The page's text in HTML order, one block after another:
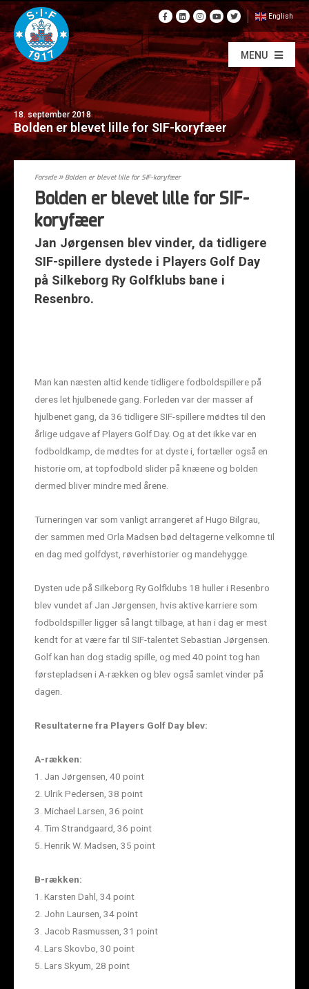
English
MENU
18. september 2018
Bolden er blevet lille for SIF-koryfæer
Forside»Bolden er blevet lille for SIF-koryfæer
Bolden er blevet lille for SIF-
koryfæer
Jan Jørgensen blev vinder, da tidligere
SIF-spillere dystede i Players Golf Day
på Silkeborg Ry Golfklubs bane i
Resenbro.
Man kan næsten altid kende tidligere fodboldspillere på
deres let hjulbenede gang. Forleden var der masser af
hjulbenet gang, da 36 tidligere SIF-spillere mødtes til den
årlige udgave af Players Golf Day. Og at det ikke var en
fodboldkamp, de mødtes for at dyste i, fortæller også en
historie om, at topfodbold slider på knæene og bolden
dermed bliver mindre med årene.
Turneringen var som vanligt arrangeret af Hugo Bilgrau,
der sammen med Orla Madsen bød deltagerne velkomne til
en dag med golfdyst, røverhistorier og mandehygge.
Dysten ude på Silkeborg Ry Golfklubs 18 huller i Resenbro
blev vundet af Jan Jørgensen, hvis aktive karriere som
fodboldspiller ligger så langt tilbage, at han i dag er mest
kendt for at være far til SIF-talentet Sebastian Jørgensen.
Golf kan han dog stadig spille, og med 40 point tog han
førstepladsen i A-rækken og blev også samlet vinder på
dagen.
Resultaterne fra Players Golf Day blev:
A-rækken:
1. Jan Jørgensen, 40 point
2. Ulrik Pedersen, 38 point
3. Michael Larsen, 36 point
4. Tim Strandgaard, 36 point
5. Henrik W. Madsen, 35 point
B-rækken:
1. Karsten Dahl, 34 point
2. John Laursen, 34 point
3. Jacob Rasmussen, 31 point
4. Lars Skovbo, 30 point
5. Lars Skyum, 28 point